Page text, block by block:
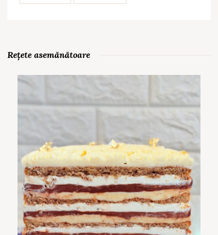
Rețete asemănătoare